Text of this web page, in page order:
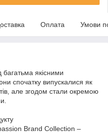
Оплата Умови
якісними
спочатку випускалися як
але згодом стали окремою
Brand Collection –